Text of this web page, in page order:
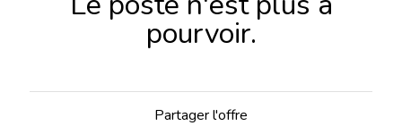
pourvoir.
Partager l'offre